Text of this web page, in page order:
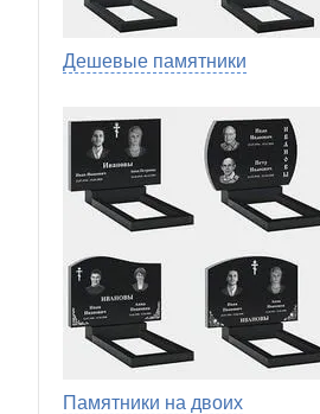
Дешевые памятники
Памятники на двоих